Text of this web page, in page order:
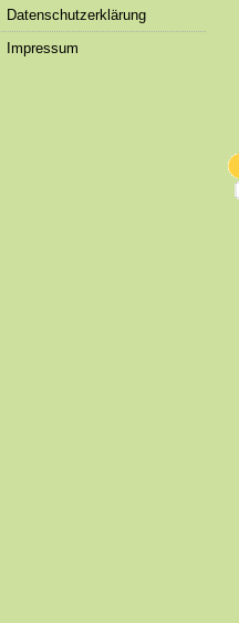
Datenschutzerklärung
Impressum